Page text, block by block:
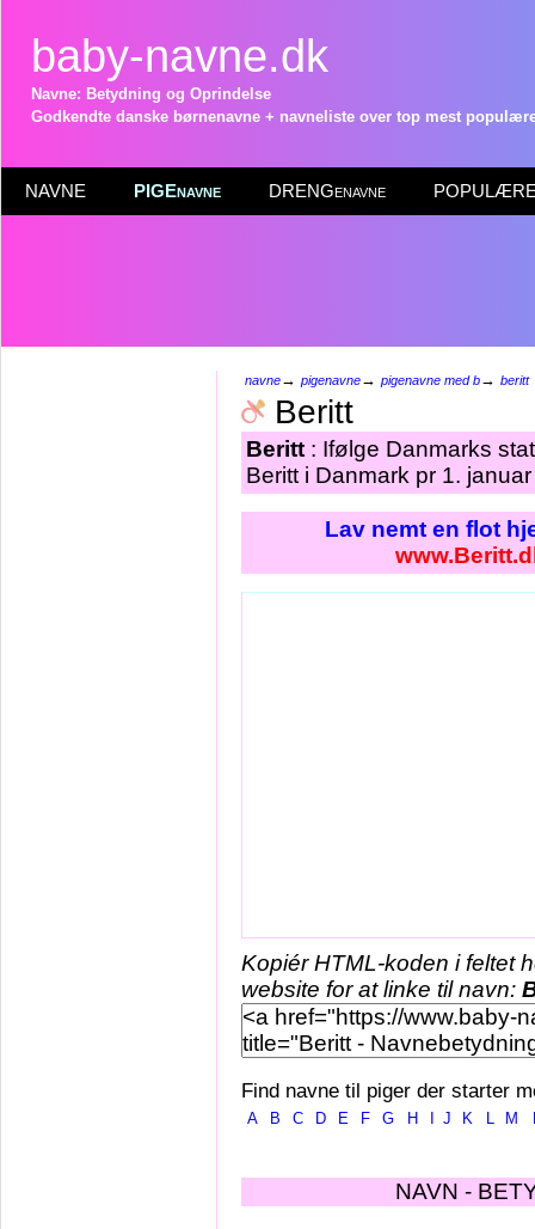
baby-navne.dk
Navne: Betydning og Oprindelse
Godkendte danske børnenavne + navneliste over top mest
NAVNE PIGEnavne DRENGenavne POPULÆRE
navne→ pigenavne→ pigenavne med b→ beritt
Beritt
Beritt : Ifølge Danmarks
Beritt i Danmark pr 1.
Lav nemt en flot
Kopiér HTML-koden i feltet
website for at linke til navn:
Find navne til piger der starter
A B C D E F G H J K L M
NAVN -